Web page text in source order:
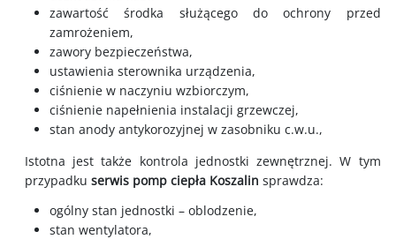
zawartość środka służącego do ochrony przed
zamrożeniem,
zawory bezpieczeństwa,
ustawienia sterownika urządzenia,
ciśnienie w naczyniu wzbiorczym,
ciśnienie napełnienia instalacji grzewczej,
stan anody antykorozyjnej w zasobniku c.w.u.,
Istotna jest także kontrola jednostki zewnętrznej. W tym
przypadku serwis pomp ciepła Koszalin sprawdza:
ogólny stan jednostki – oblodzenie,
stan wentylatora,